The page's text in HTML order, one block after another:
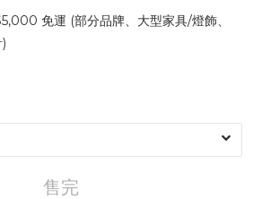
免運 (部分品牌、大型家具/燈飾、
售完